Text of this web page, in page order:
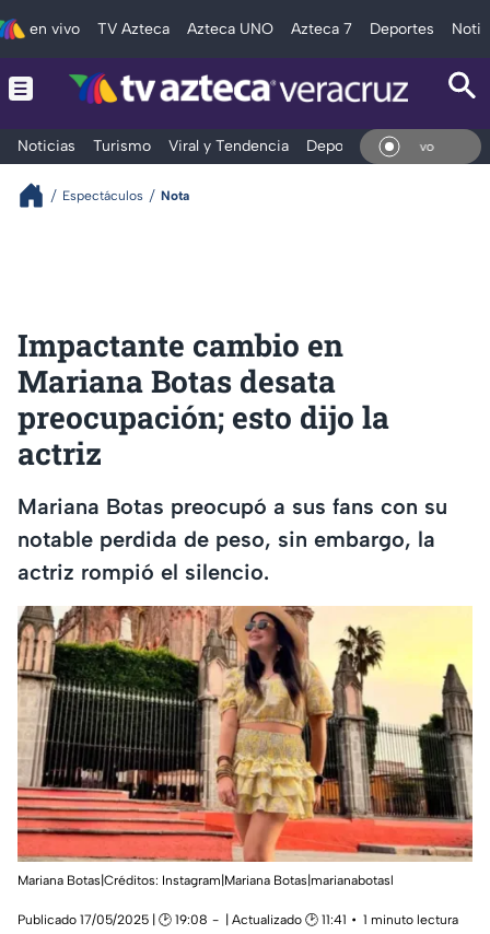
en vivo TV Azteca Azteca UNO Azteca 7 Deportes
Noticias Turismo Viral y Tendencia Deportes Espectáculos
En
Espectáculos Nota
Impactante cambio en
Mariana Botas desata
preocupación; esto dijo la
actriz
Mariana Botas preocupó a sus fans con su
notable perdida de peso, sin embargo, la
actriz rompió el silencio.
Mariana Botas|Créditos: Instagram|Mariana Botas|marianabotasl
Publicado 17/05/2025 | 🕑 19:08 | Actualizado 🕑 11:41
1 minuto lectura